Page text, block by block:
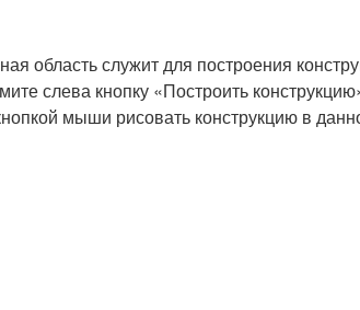
область служит для построения
слева кнопку «Построить
мыши рисовать конструкцию в